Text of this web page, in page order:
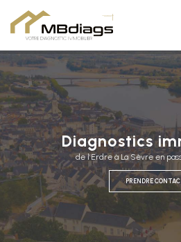
Diagnostics
de l’Erdre à La Sèvre en
PRENDRE